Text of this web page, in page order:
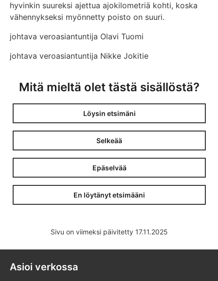
hyvinkin suureksi ajettua ajokilometriä kohti, koska
vähennykseksi myönnetty poisto on suuri.
johtava veroasiantuntija Olavi Tuomi
johtava veroasiantuntija Nikke Jokitie
Mitä mieltä olet tästä sisällöstä?
Löysin etsimäni
Selkeää
Epäselvää
En löytänyt etsimääni
Sivu on viimeksi päivitetty 17.11.2025
Asioi verkossa